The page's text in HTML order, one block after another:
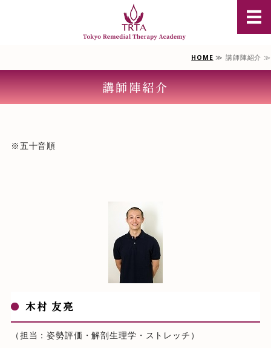
豪州オイ
豪州オイルマッサージ資格
スクール説明会のご案内
HOME ≫ 講師陣紹介 ≫
講師陣紹介
※五十音順
木村 友亮
（担当：姿勢評価・解剖生理学・ストレッチ）